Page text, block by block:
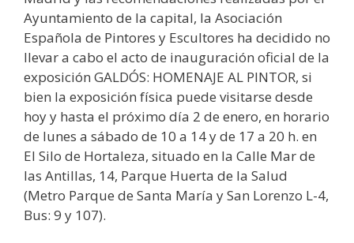
Ayuntamiento de la capital, la Asociación
Española de Pintores y Escultores ha decidido no
llevar a cabo el acto de inauguración oficial de la
exposición GALDÓS: HOMENAJE AL PINTOR, si
bien la exposición física puede visitarse desde
hoy y hasta el próximo día 2 de enero, en horario
de lunes a sábado de 10 a 14 y de 17 a 20 h. en
El Silo de Hortaleza, situado en la Calle Mar de
las Antillas, 14, Parque Huerta de la Salud
(Metro Parque de Santa María y San Lorenzo L-4,
Bus: 9 y 107).